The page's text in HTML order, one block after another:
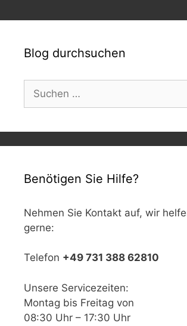
Blog durchsuchen
nach:
Benötigen Sie Hilfe?
Nehmen Sie Kontakt auf, wir
gerne:
Telefon +49 731 388 62810
Unsere Servicezeiten:
Montag bis Freitag von
08:30 Uhr – 17:30 Uhr